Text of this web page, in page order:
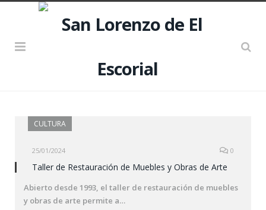
CULTURA
25/01/2024 0
Taller de Restauración de Muebles y Obras de Arte
Abierto desde 1993, el taller de restauración de muebles
y obras de arte permite a…